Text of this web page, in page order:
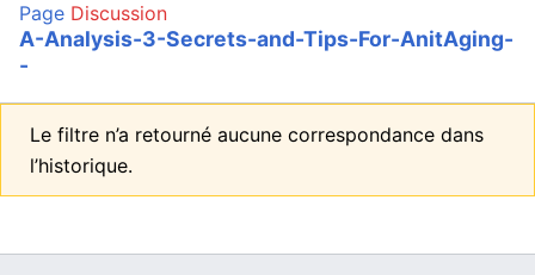
Page Discussion
A-Analysis-3-Secrets-and-Tips-For-AnitAging-
-
Le filtre n’a retourné aucune correspondance dans
l’historique.